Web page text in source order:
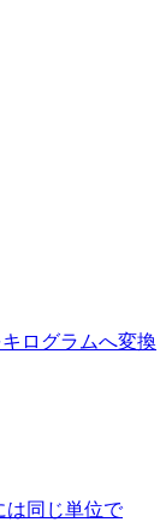
ログラムへ変換
は同じ単位で